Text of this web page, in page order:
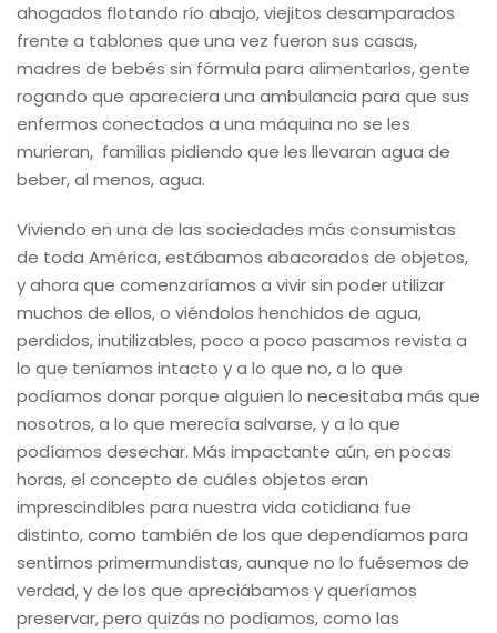
ahogados flotando río abajo, viejitos desamparados
frente a tablones que una vez fueron sus casas,
madres de bebés sin fórmula para alimentarlos, gente
rogando que apareciera una ambulancia para que sus
enfermos conectados a una máquina no se les
murieran, familias pidiendo que les llevaran agua de
beber, al menos, agua.
Viviendo en una de las sociedades más consumistas
de toda América, estábamos abacorados de objetos,
y ahora que comenzaríamos a vivir sin poder utilizar
muchos de ellos, o viéndolos henchidos de agua,
perdidos, inutilizables, poco a poco pasamos revista a
lo que teníamos intacto y a lo que no, a lo que
podíamos donar porque alguien lo necesitaba más que
nosotros, a lo que merecía salvarse, y a lo que
podíamos desechar. Más impactante aún, en pocas
horas, el concepto de cuáles objetos eran
imprescindibles para nuestra vida cotidiana fue
distinto, como también de los que dependíamos para
sentirnos primermundistas, aunque no lo fuésemos de
verdad, y de los que apreciábamos y queríamos
preservar, pero quizás no podíamos, como las